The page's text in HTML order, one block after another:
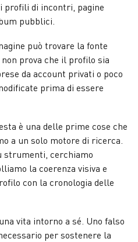
profili di incontri, pagine
pubblici.
può trovare la fonte
prova che il profilo sia
da account privati o poco
prima di essere
è una delle prime cose che
a un solo motore di ricerca.
strumenti, cerchiamo
la coerenza visiva e
con la cronologia delle
vita intorno a sé. Uno falso
per sostenere la